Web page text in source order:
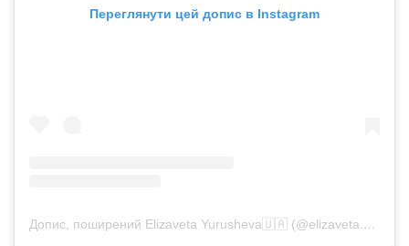
Переглянути цей допис в Instagram
Допис, поширений Elizaveta Yurusheva🇺🇦 (@elizaveta.yurusheva)